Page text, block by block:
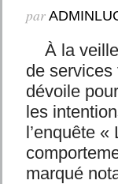
par
À la veille
de
dévoile
les
l’enquête
marqué